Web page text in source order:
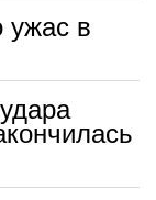
ужас в